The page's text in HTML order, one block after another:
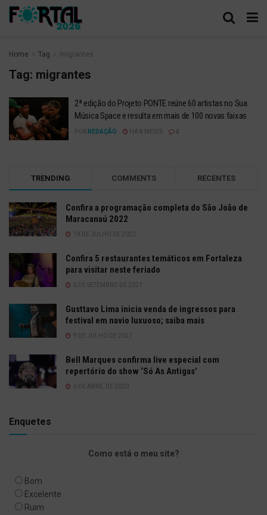
Home Tag migrantes
Tag: migrantes
2ª edição do Projeto PONTE reúne 60 artistas no Sua
Música Space e resulta em mais de 100 novas faixas
POR REDAÇÃO HÁ 8 MESES
TRENDING COMMENTS RECENTES
Confira a programação completa do São João de
Maracanaú 2022
19 DE JULHO DE 2022
Confira 5 restaurantes temáticos em Fortaleza
para visitar neste feriado
6 DE SETEMBRO DE 2021
Gusttavo Lima inicia venda de ingressos para
festival em navio luxuoso; saiba mais
9 DE JULHO DE 2021
Bell Marques confirma live especial com
repertório do show ‘Só As Antigas’
6 DE ABRIL DE 2020
Enquetes
Como está o meu site?
Bom
Excelente
Ruim